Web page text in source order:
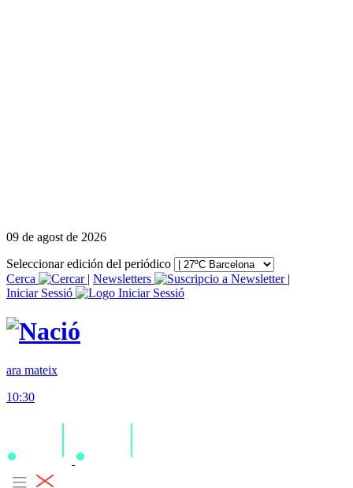
09 de agost de 2026
Seleccionar edición del periódico
Cerca
| Newsletters
|
Iniciar Sessió
ara mateix
10:30